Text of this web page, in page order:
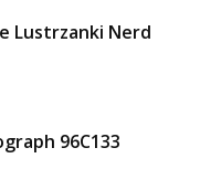
Lustrzanki Nerd
96C133